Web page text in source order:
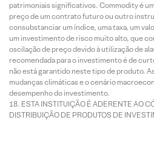
patrimoniais significativos. Commodity é
preço de um contrato futuro ou outro
consubstanciar um índice, uma taxa, um
um investimento de risco muito alto, que
oscilação de preço devido à utilização de
recomendada para o investimento é de
não está garantido neste tipo de produto.
mudanças climáticas e o cenário
desempenho do investimento.
ESTA INSTITUIÇÃO É ADERENTE AO
DISTRIBUIÇÃO DE PRODUTOS DE